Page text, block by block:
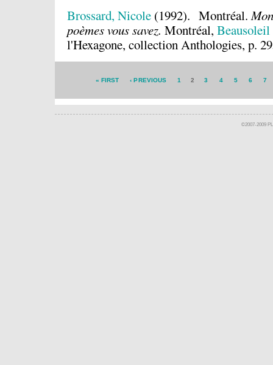
Brossard, Nicole (1992). Montréal.
poèmes vous savez. Montréal,
l'Hexagone, collection Anthologies, p.
« FIRST ‹ PREVIOUS 1 2 3 4 5 6 7
©2007-2009